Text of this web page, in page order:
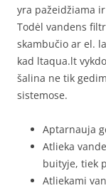
yra pažeidžiama
Todėl vandens
skambučio ar el.
kad ltaqua.lt
šalina ne tik
sistemose.
Aptarnauja
Atlieka
buityje, tiek
Atliekami